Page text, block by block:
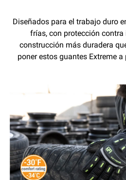
Diseñados para el trabajo duro
frías, con protección
construcción más duradera
poner estos guantes Extreme